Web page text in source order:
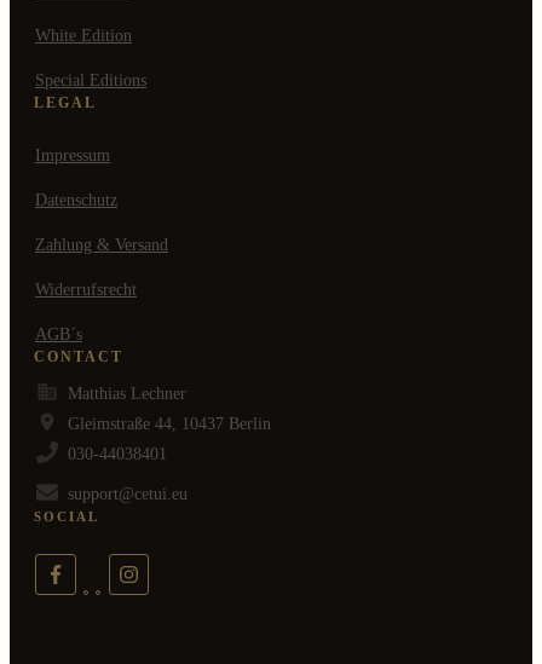
White Edition
Special Editions
LEGAL
Impressum
Datenschutz
Zahlung & Versand
Widerrufsrecht
AGB´s
CONTACT
Matthias Lechner
Gleimstraße 44, 10437 Berlin
030-44038401
support@cetui.eu
SOCIAL